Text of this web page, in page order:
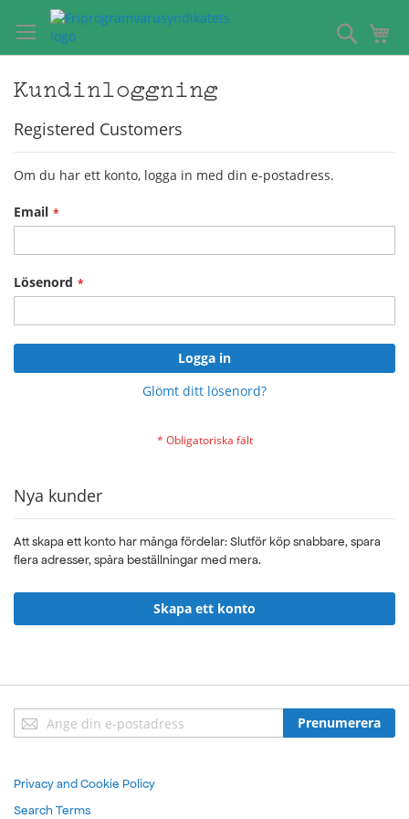
Hoppa
till
innehållet
Sök
Kundinloggning
Registered Customers
Om du har ett konto, logga in med din e-postadress.
Email
Lösenord
Logga in
Glömt ditt lösenord?
Nya kunder
Att skapa ett konto har många fördelar: Slutför köp snabbare, spara
flera adresser, spåra beställningar med mera.
Skapa ett konto
Sign
Up
Newsletter:
Prenumerera
Privacy and Cookie Policy
Search Terms